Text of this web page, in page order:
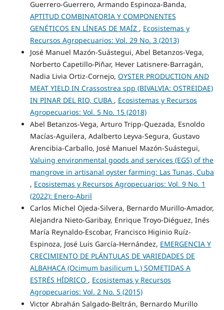
Guerrero-Guerrero, Armando Espinoza-Banda,
APTITUD COMBINATORIA Y COMPONENTES
GENÉTICOS EN LÍNEAS DE MAÍZ , Ecosistemas y
Recursos Agropecuarios: Vol. 29 No. 3 (2013)
José Manuel Mazón-Suástegui, Abel Betanzos-Vega,
Norberto Capetillo-Piñar, Hever Latisnere-Barragán,
Nadia Livia Ortiz-Cornejo, OYSTER PRODUCTION AND
MEAT YIELD IN Crassostrea spp (BIVALVIA: OSTREIDAE)
IN PINAR DEL RIO, CUBA , Ecosistemas y Recursos
Agropecuarios: Vol. 5 No. 15 (2018)
Abel Betanzos-Vega, Arturo Tripp-Quezada, Esnoldo
Macías-Aguilera, Adalberto Leyva-Segura, Gustavo
Arencibia-Carballo, José Manuel Mazón-Suástegui,
Valuing environmental goods and services (EGS) of the
mangrove in artisanal oyster farming: Las Tunas, Cuba
, Ecosistemas y Recursos Agropecuarios: Vol. 9 No. 1
(2022): Enero-Abril
Carlos Michel Ojeda-Silvera, Bernardo Murillo-Amador,
Alejandra Nieto-Garibay, Enrique Troyo-Diéguez, Inés
María Reynaldo-Escobar, Francisco Higinio Ruíz-
Espinoza, José Luis García-Hernández, EMERGENCIA Y
CRECIMIENTO DE PLÁNTULAS DE VARIEDADES DE
ALBAHACA (Ocimum basilicum L.) SOMETIDAS A
ESTRÉS HÍDRICO , Ecosistemas y Recursos
Agropecuarios: Vol. 2 No. 5 (2015)
Victor Abrahán Salgado-Beltrán, Bernardo Murillo